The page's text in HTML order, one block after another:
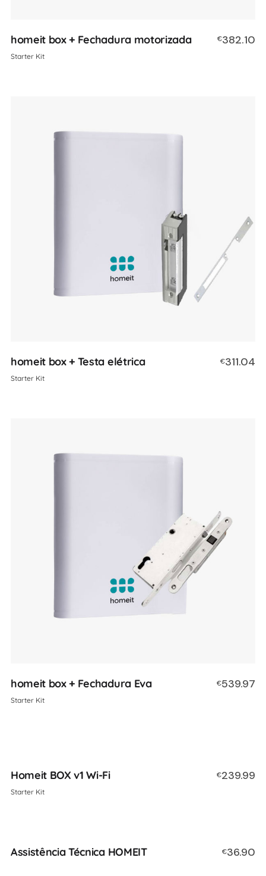
homeit box + Fechadura motorizada €382.10
Starter Kit
homeit box + Testa elétrica €311.04
Starter Kit
homeit box + Fechadura Eva €539.97
Starter Kit
Homeit BOX v1 Wi-Fi €239.99
Starter Kit
Assistência Técnica HOMEIT €36.90